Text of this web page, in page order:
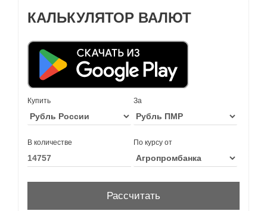
КАЛЬКУЛЯТОР ВАЛЮТ
Купить За
В количестве По курсу от